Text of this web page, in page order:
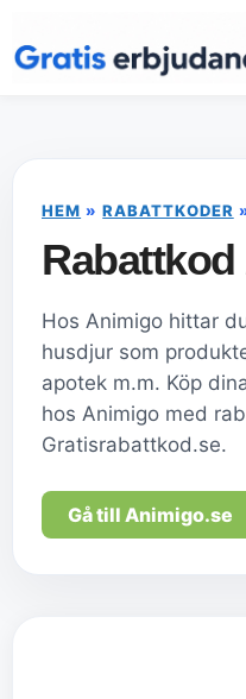
till
innehåll
HEM »RABATTKODER
Hos Animigo hittar
husdjur som
apotek m.m. Köp
hos Animigo med
Gratisrabattkod.se.
Gå till Animigo.se